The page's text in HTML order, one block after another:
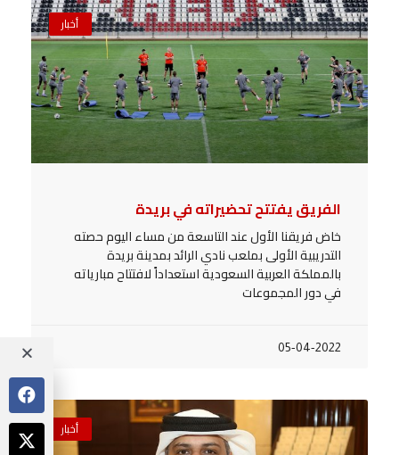
أخبار
الفريق يفتتح تحضيراته في بريدة
خاض فريقنا الأول عند التاسعة من مساء اليوم حصته
التدريبية الأولى بملعب نادي الرائد بمدينة بريدة
بالمملكة العربية السعودية استعداداً لافتتاح مبارياته
في دور المجموعات
05-04-2022
أخبار